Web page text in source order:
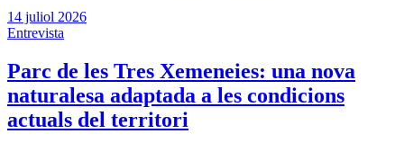
14 juliol 2026
Entrevista
Parc de les Tres Xemeneies: una nova
naturalesa adaptada a les condicions
actuals del territori